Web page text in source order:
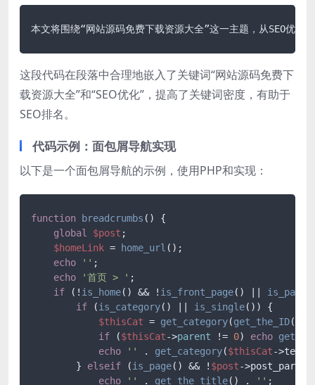
本文将围绕“网站源码免费下载资源大全”这一主题，从SEO优
这段代码在段落中合理地嵌入了关键词“网站源码免费下
载资源大全”和“SEO优化”，提高了关键词密度，有助于
SEO排名。
代码示例：面包屑导航实现
以下是一个面包屑导航的示例，使用PHP和实现：
function breadcrumbs ( ) {
global
$post ;
$homeLink = home_url ();
echo
'' ;
echo
'首页 > ' ;
if (! is_home() && ! is_front_page() || is_paged
if (is_category() || is_single()) {
$thisCat = get_category(get_the_ID(),
if ($thisCat->parent != 0) echo
echo
'' . get_category($thisCat-
        }
elseif (is_page() && ! $post-
echo
'' . get_the_title() . '' ;